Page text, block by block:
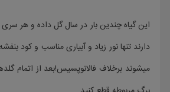
این گیاه چندین بار در سال گل داده و هر
دارند تنها نور زیاد و آبیاری مناسب و کود
میشوند برخلاف فالانوپسیس!بعد از اتمام